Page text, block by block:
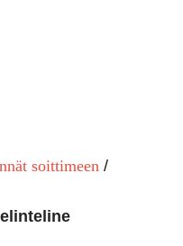
soittimeen